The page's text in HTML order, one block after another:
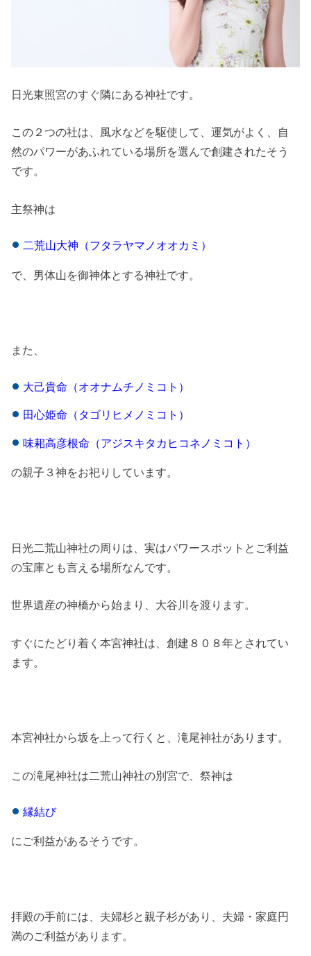
日光東照宮のすぐ隣にある神社です。
この２つの社は、風水などを駆使して、運気がよく、自
然のパワーがあふれている場所を選んで創建されたそう
です。
主祭神は
二荒山大神（フタラヤマノオオカミ）
で、 男体山を御神体とする神社です。
また、
大己貴命（オオナムチノミコト）
田心姫命（タゴリヒメノミコト）
味耜高彦根命（アジスキタカヒコネノミコト）
の親子３神をお祀りしています。
日光二荒山神社の周りは、実はパワースポットとご利益
の宝庫とも言える場所なんです。
世界遺産の神橋から始まり、大谷川を渡ります。
すぐにたどり着く本宮神社は、創建８０８年とされてい
ます。
本宮神社から坂を上って行くと、滝尾神社があります。
この滝尾神社は二荒山神社の別宮で、祭神は
縁結び
にご利益があるそうです。
拝殿の手前には、夫婦杉と親子杉があり、夫婦・家庭円
満のご利益があります。